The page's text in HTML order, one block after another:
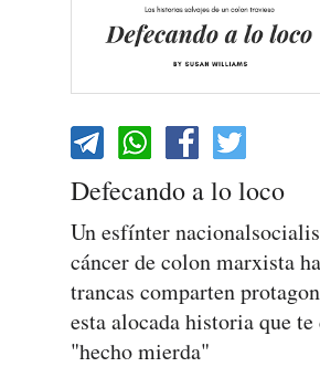
Defecando a lo loco
Un esfínter
cáncer de colon marxista
trancas comparten
esta alocada historia que te
"hecho mierda"